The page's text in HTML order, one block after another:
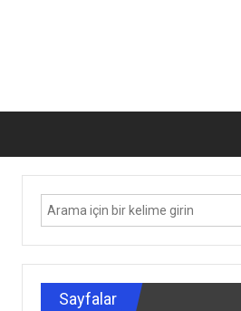
Sayfalar